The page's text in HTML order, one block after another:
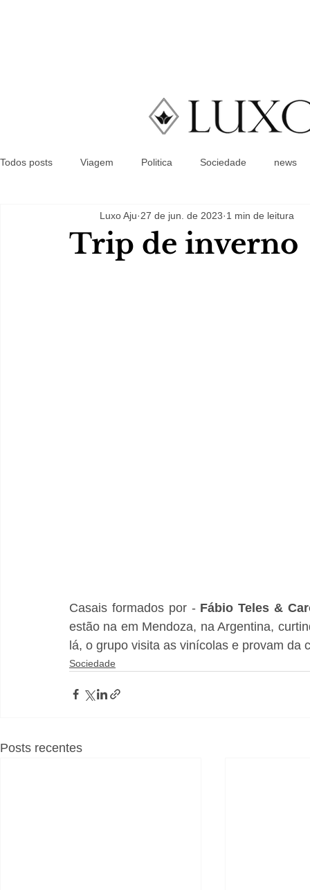
Todos posts Viagem Politica Sociedade news
Trip de inverno
Luxo Aju 27 de jun. de 2023 1 min de leitura
Casais formados por - Fábio Teles &
estão na em Mendoza, na Argentina,
lá, o grupo visita as vinícolas e provam da
Sociedade
Posts recentes